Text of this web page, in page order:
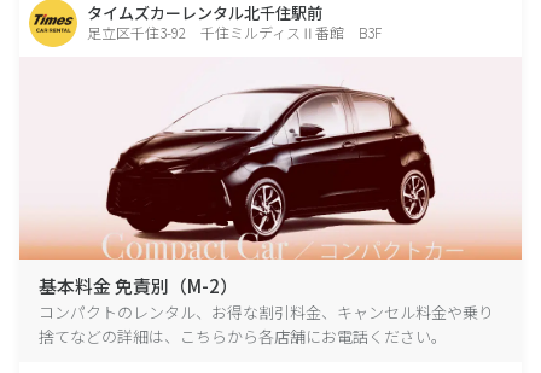
タイムズカーレンタル北千住駅前
足立区千住3-92 千住ミルディスⅡ番館 B3F
基本料金 免責別（M-2）
コンパクトのレンタル、お得な割引料金、キャンセル料金や乗り
捨てなどの詳細は、こちらから各店舗にお電話ください。